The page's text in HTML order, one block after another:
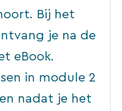
Bij het
je na de
eBook.
in module 2
nadat je het